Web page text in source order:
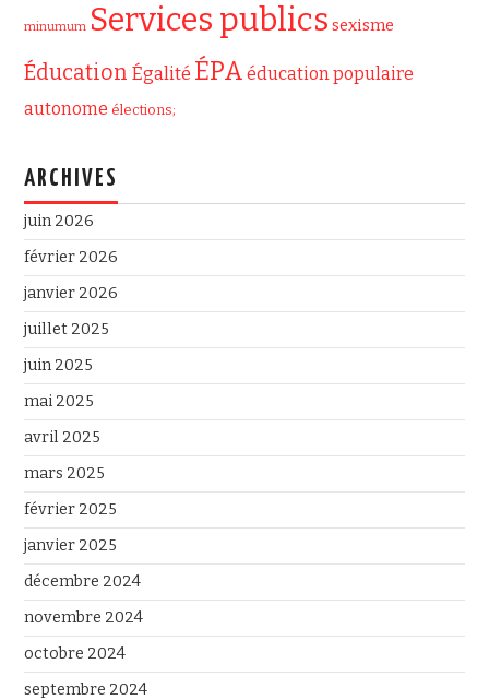
minumum Services publics sexisme
Éducation Égalité ÉPA éducation populaire
autonome élections;
ARCHIVES
juin 2026
février 2026
janvier 2026
juillet 2025
juin 2025
mai 2025
avril 2025
mars 2025
février 2025
janvier 2025
décembre 2024
novembre 2024
octobre 2024
septembre 2024